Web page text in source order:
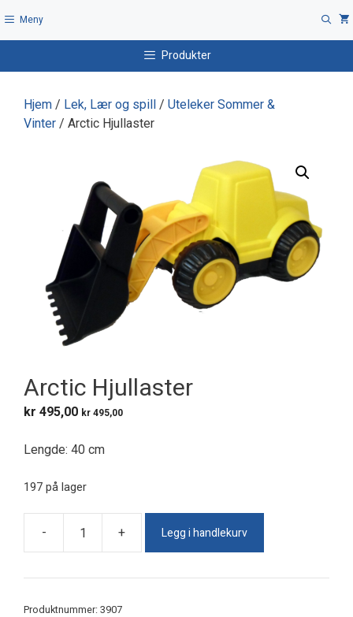
til
Meny
Produkter
Hjem / Lek, Lær og spill / Uteleker Sommer &
Vinter / Arctic Hjullaster
Arctic Hjullaster
kr 495,00 kr 495,00
Lengde: 40 cm
197 på lager
-
Arctic
antall
+ Legg i handlekurv
Produktnummer: 3907